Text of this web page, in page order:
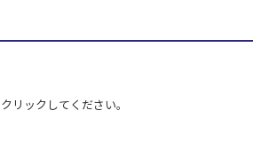
リックしてください。